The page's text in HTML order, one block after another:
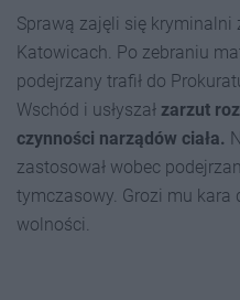
Sprawą zajęli się
Katowicach. Po zebraniu
podejrzany trafił do
Wschód i usłyszał zarzut
czynności narządów ciała.
zastosował wobec
tymczasowy. Grozi mu kara
wolności.